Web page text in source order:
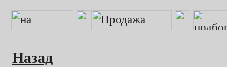
Назад